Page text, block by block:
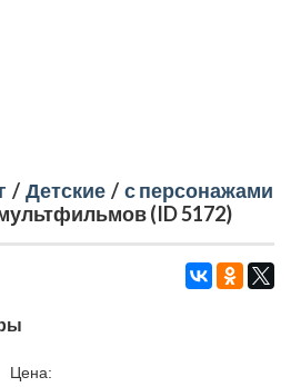
/ Детские / с персонажами
(ID 5172)
Цена: